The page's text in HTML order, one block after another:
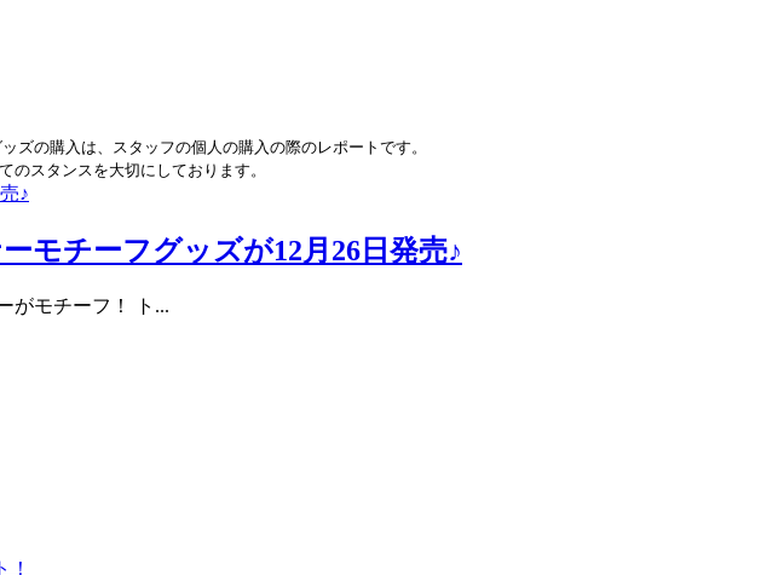
の購入は、スタッフの個人の購入の際のレポートです。
のスタンスを大切にしております。
モチーフグッズが12月26日発売♪
がモチーフ！ ト...